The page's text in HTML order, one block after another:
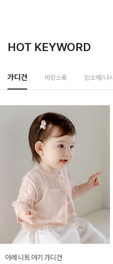
HOT KEYWORD
가디건 바캉스룩 민소매/나시
[SIZE ~6Y] 로메이 라운지 셋업